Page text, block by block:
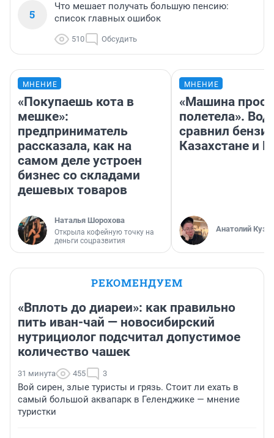
5
Что мешает получать большую пенсию:
список главных ошибок
510 Обсудить
МНЕНИЕ
«Покупаешь кота в
мешке»:
предприниматель
рассказала, как на
самом деле устроен
бизнес со складами
дешевых товаров
Наталья Шорохова
Открыла кофейную точку на
деньги соцразвития
МНЕНИЕ
«Машина
полетела».
сравнил
Казахстане и
Анатолий
РЕКОМЕНДУЕМ
«Вплоть до диареи»: как правильно
пить иван-чай — новосибирский
нутрициолог подсчитал допустимое
количество чашек
31 минута 455 3
Вой сирен, злые туристы и грязь. Стоит ли ехать в
самый большой аквапарк в Геленджике — мнение
туристки